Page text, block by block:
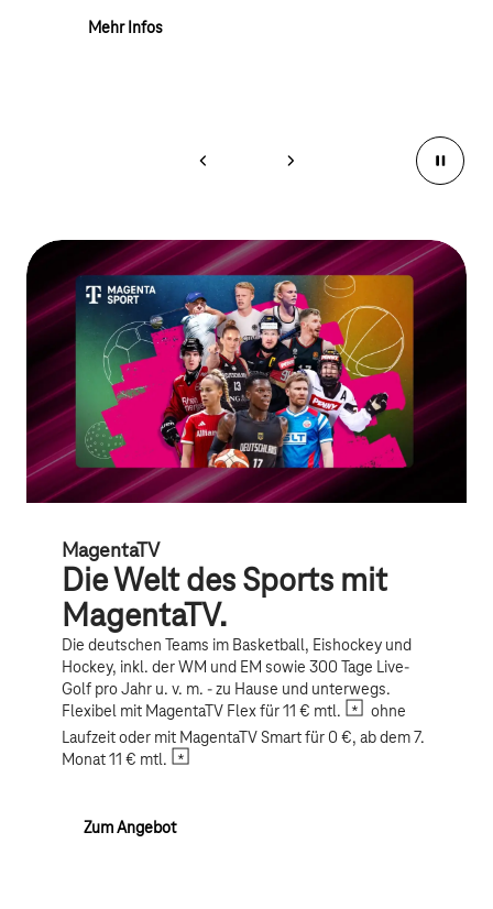
Mehr Infos
MagentaTV
Die Welt des Sports mit
MagentaTV.
Die deutschen Teams im Basketball, Eishockey und
Hockey, inkl. der WM und EM sowie 300 Tage Live-
Golf pro Jahr u. v. m. - zu Hause und unterwegs.
Flexibel mit MagentaTV Flex für 11 € mtl.
ohne
Laufzeit oder mit MagentaTV Smart für 0 €, ab dem 7.
Monat 11 € mtl.
Zum Angebot